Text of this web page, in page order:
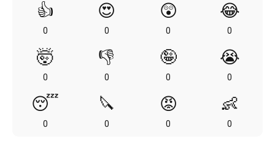
👍
0
😍
0
😲
0
😂
0
🤯
0
👎
0
🤪
0
😭
0
😴
0
🔪
0
😡
0
👶
0